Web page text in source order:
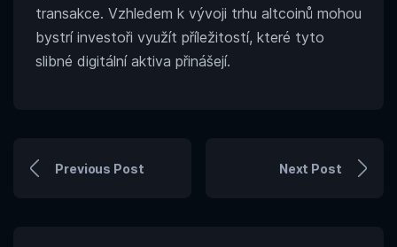
transakce. Vzhledem k vývoji trhu altcoinů mohou
bystrí investoři využít příležitostí, které tyto
slibné digitální aktiva přinášejí.
Previous Post Next Post